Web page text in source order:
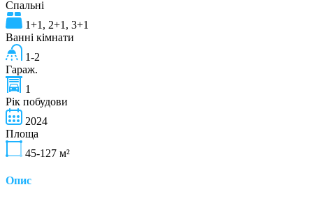
Спальні
1+1, 2+1, 3+1
Ванні кімнати
1-2
Гараж.
1
Рік побудови
2024
Площа
45-127 м²
Опис